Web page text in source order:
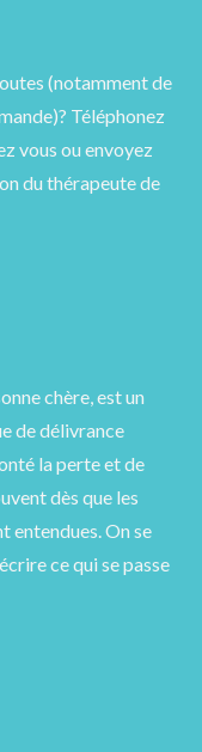
(notamment de
Téléphonez
vous ou envoyez
du thérapeute de
chère, est un
de délivrance
la perte et de
dès que les
entendues. On se
ce qui se passe